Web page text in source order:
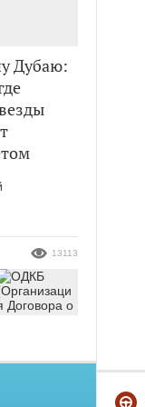
Дубаю:
13113